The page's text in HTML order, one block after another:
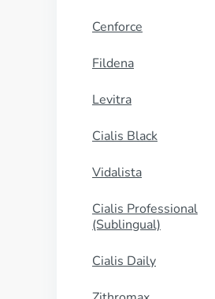
Cenforce
Fildena
Levitra
Cialis Black
Vidalista
Cialis Professional
(Sublingual)
Cialis Daily